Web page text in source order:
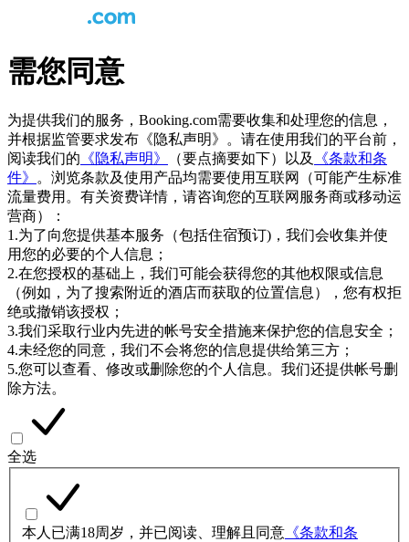
需您同意
为提供我们的服务，Booking.com需要收集和处理您的信息，
并根据监管要求发布《隐私声明》。请在使用我们的平台前，
阅读我们的 《隐私声明》 （要点摘要如下）以及
《条款和条
件》
。浏览条款及使用产品均需要使用互联网（可能产生标准
流量费用。有关资费详情，请咨询您的互联网服务商或移动运
营商）：
1.为了向您提供基本服务（包括住宿预订)，我们会收集并使
用您的必要的个人信息；
2.在您授权的基础上，我们可能会获得您的其他权限或信息
（例如，为了搜索附近的酒店而获取的位置信息），您有权拒
绝或撤销该授权；
3.我们采取行业内先进的帐号安全措施来保护您的信息安全；
4.未经您的同意，我们不会将您的信息提供给第三方；
5.您可以查看、修改或删除您的个人信息。我们还提供帐号删
除方法。
全选
本人已满18周岁，并已阅读、理解且同意 《条款和条